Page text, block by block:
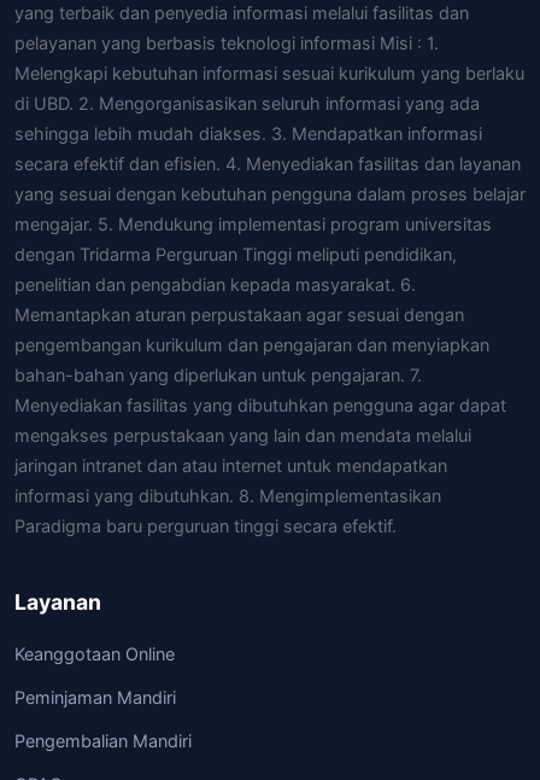
yang terbaik dan penyedia informasi melalui fasilitas dan
pelayanan yang berbasis teknologi informasi Misi : 1.
Melengkapi kebutuhan informasi sesuai kurikulum yang berlaku
di UBD. 2. Mengorganisasikan seluruh informasi yang ada
sehingga lebih mudah diakses. 3. Mendapatkan informasi
secara efektif dan efisien. 4. Menyediakan fasilitas dan layanan
yang sesuai dengan kebutuhan pengguna dalam proses belajar
mengajar. 5. Mendukung implementasi program universitas
dengan Tridarma Perguruan Tinggi meliputi pendidikan,
penelitian dan pengabdian kepada masyarakat. 6.
Memantapkan aturan perpustakaan agar sesuai dengan
pengembangan kurikulum dan pengajaran dan menyiapkan
bahan-bahan yang diperlukan untuk pengajaran. 7.
Menyediakan fasilitas yang dibutuhkan pengguna agar dapat
mengakses perpustakaan yang lain dan mendata melalui
jaringan intranet dan atau internet untuk mendapatkan
informasi yang dibutuhkan. 8. Mengimplementasikan
Paradigma baru perguruan tinggi secara efektif.
Layanan
Keanggotaan Online
Peminjaman Mandiri
Pengembalian Mandiri